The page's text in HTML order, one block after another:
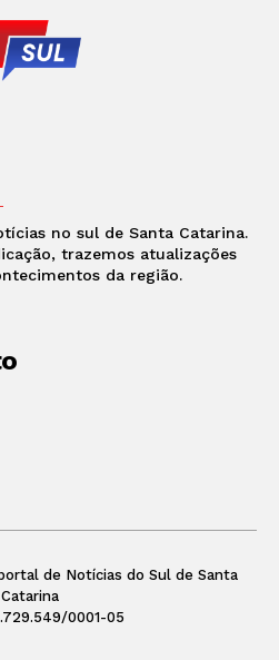
no sul de Santa Catarina.
trazemos atualizações
da região.
de Notícias do Sul de Santa
Catarina
0001-05